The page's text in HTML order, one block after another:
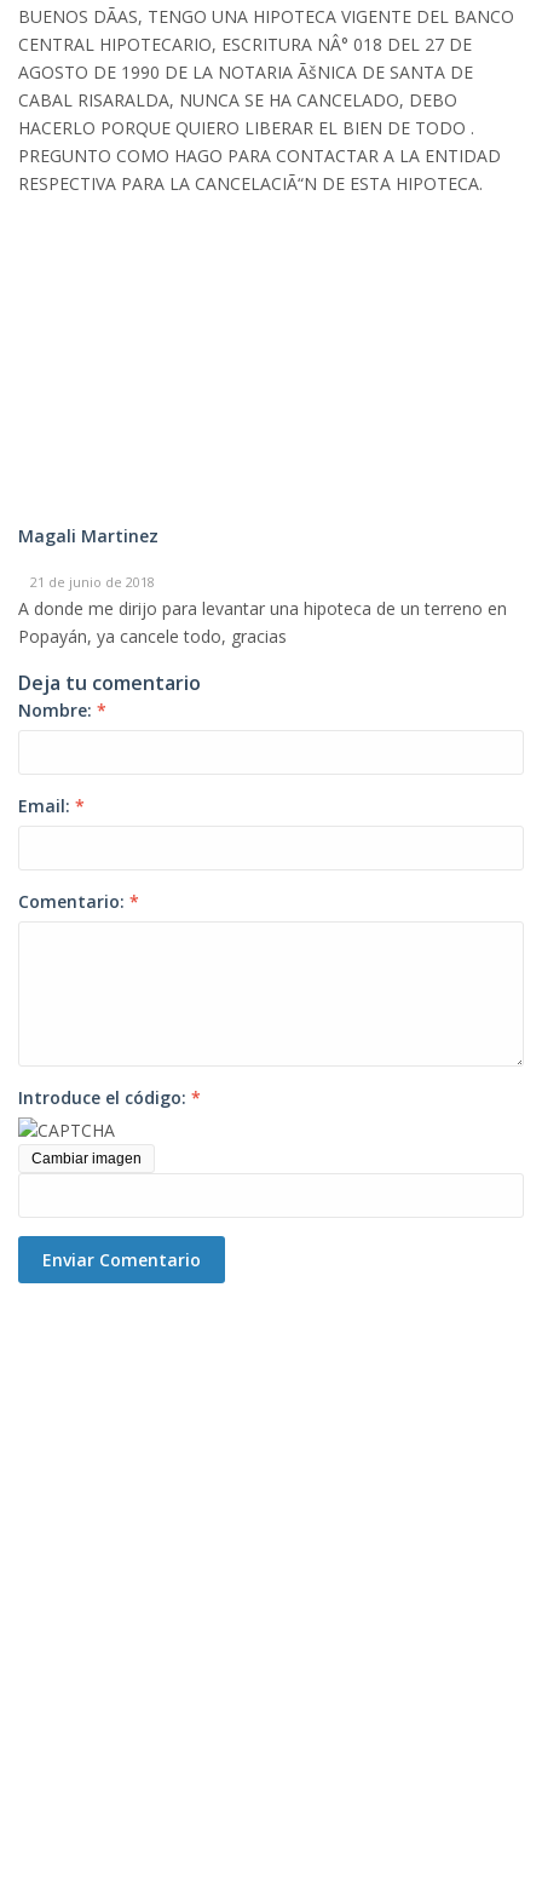
BUENOS DÃAS, TENGO UNA HIPOTECA VIGENTE DEL BANCO
CENTRAL HIPOTECARIO, ESCRITURA NÂ° 018 DEL 27 DE
AGOSTO DE 1990 DE LA NOTARIA ÃšNICA DE SANTA DE
CABAL RISARALDA, NUNCA SE HA CANCELADO, DEBO
HACERLO PORQUE QUIERO LIBERAR EL BIEN DE TODO .
PREGUNTO COMO HAGO PARA CONTACTAR A LA ENTIDAD
RESPECTIVA PARA LA CANCELACIÃ“N DE ESTA HIPOTECA.
Magali Martinez
21 de junio de 2018
A donde me dirijo para levantar una hipoteca de un terreno en
Popayán, ya cancele todo, gracias
Deja tu comentario
Nombre: *
Email: *
Comentario: *
Introduce el código: *
Cambiar imagen
Enviar Comentario